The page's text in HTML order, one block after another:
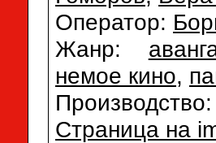
Оператор:
Жанр:
немое кино,
Страница на